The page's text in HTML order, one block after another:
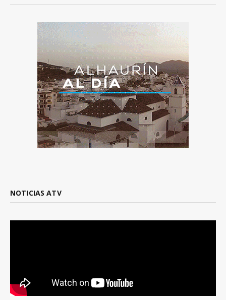
NOTICIAS ATV